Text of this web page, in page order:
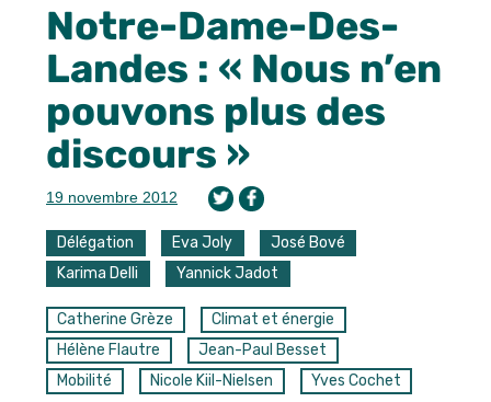
Notre-Dame-Des-
Landes : « Nous n’en
pouvons plus des
discours »
19 novembre 2012
Délégation Eva Joly
José Bové
Karima Delli
Yannick Jadot
Catherine Grèze
Climat et énergie
Hélène Flautre
Jean-Paul Besset
Mobilité
Nicole Kiil-Nielsen
Yves Cochet